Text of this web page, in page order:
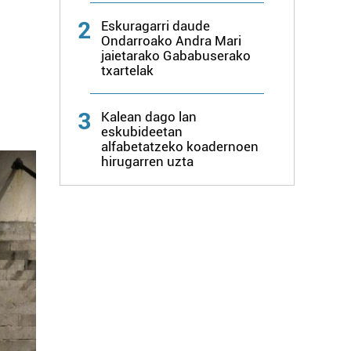
2
Eskuragarri daude
Ondarroako Andra Mari
jaietarako Gababuserako
txartelak
3
Kalean dago lan
eskubideetan
alfabetatzeko koadernoen
hirugarren uzta